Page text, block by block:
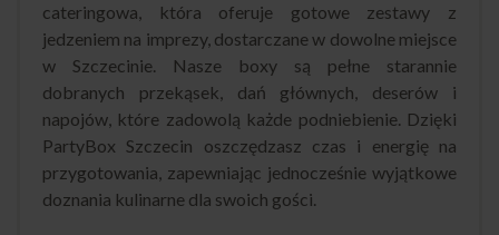
cateringowa, która oferuje gotowe zestawy z
jedzeniem na imprezy, dostarczane w dowolne miejsce
w Szczecinie. Nasze boxy są pełne starannie
dobranych przekąsek, dań głównych, deserów i
napojów, które zadowolą każde podniebienie. Dzięki
PartyBox Szczecin oszczędzasz czas i energię na
przygotowania, zapewniając jednocześnie wyjątkowe
doznania kulinarne dla swoich gości.